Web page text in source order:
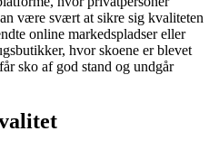
være svært at sikre sig kvaliteten
online markedspladser eller
hvor skoene er blevet
sko af god stand og undgår